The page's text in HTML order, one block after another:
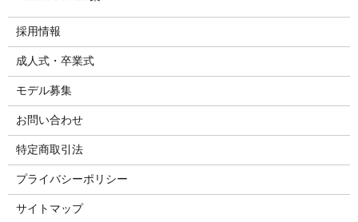
採用情報
成人式・卒業式
モデル募集
お問い合わせ
特定商取引法
プライバシーポリシー
サイトマップ